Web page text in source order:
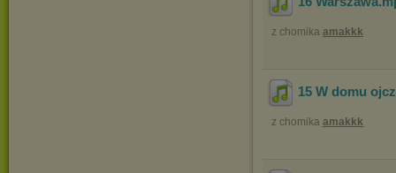
z chomika amakkk
15 W domu
z chomika amakkk